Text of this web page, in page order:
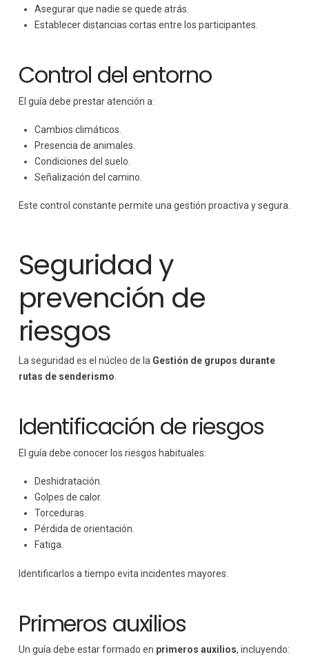
Asegurar que nadie se quede atrás.
Establecer distancias cortas entre los participantes.
Control del entorno
El guía debe prestar atención a:
Cambios climáticos.
Presencia de animales.
Condiciones del suelo.
Señalización del camino.
Este control constante permite una gestión proactiva y segura.
Seguridad y
prevención de
riesgos
La seguridad es el núcleo de la Gestión de grupos durante
rutas de senderismo.
Identificación de riesgos
El guía debe conocer los riesgos habituales:
Deshidratación.
Golpes de calor.
Torceduras.
Pérdida de orientación.
Fatiga.
Identificarlos a tiempo evita incidentes mayores.
Primeros auxilios
Un guía debe estar formado en primeros auxilios, incluyendo: